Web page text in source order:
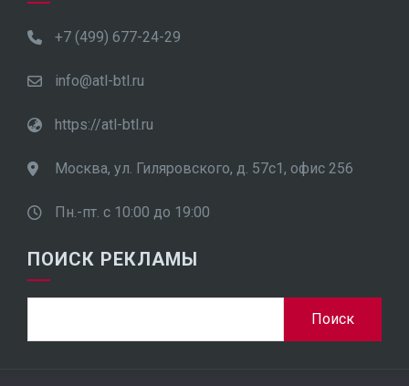
+7 (499) 677-24-29
info@atl-btl.ru
https://atl-btl.ru
Москва, ул. Гиляровского, д. 57с1, офис 256
Пн.-пт. с 10:00 до 19:00
ПОИСК РЕКЛАМЫ